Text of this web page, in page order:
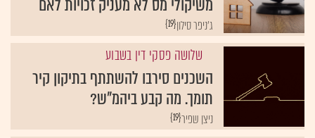
משיקולי מס לא מעניק זכויות לאם
{19}ג'ניפר סילון
שלושה פסקי דין בשבוע
השכנים סירבו להשתתף בתיקון קיר
תומך. מה קבע ביהמ"ש?
{19}ניצן שפיר